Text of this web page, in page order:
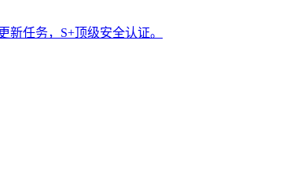
任务，S+顶级安全认证。